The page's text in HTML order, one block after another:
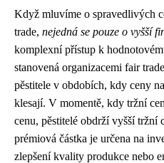
Když mluvíme o spravedlivých
trade, nejedná se pouze o vyšší
komplexní přístup k
stanovená organizacemi fair
pěstitele v obdobích, kdy ceny
klesají. V momentě, kdy tržní
cenu, pěstitelé obdrží vyšší tržní
prémiová částka je určena na
zlepšení kvality produkce nebo